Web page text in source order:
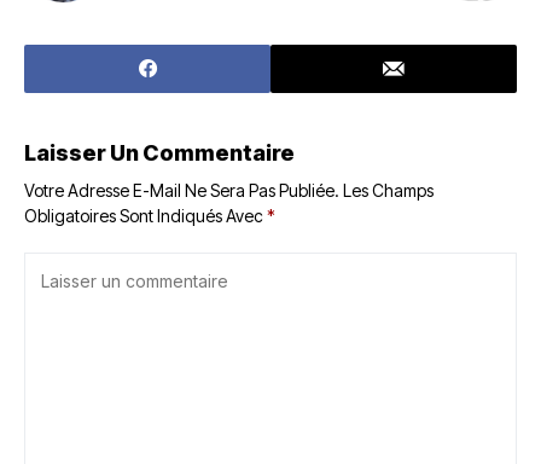
Laisser Un Commentaire
Votre Adresse E-Mail Ne Sera Pas Publiée. Les Champs
Obligatoires Sont Indiqués Avec*